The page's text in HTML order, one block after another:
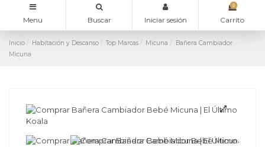
Menu Buscar Iniciar sesión
0
Carrito
Inicio Habitación y Descanso Top Marcas Micuna
Bañera Cambiador
Micuna